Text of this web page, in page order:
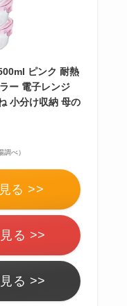
ピンク 耐熱
ー 電子レンジ
小分け収納 母の
べ）
る >>
る >>
る >>